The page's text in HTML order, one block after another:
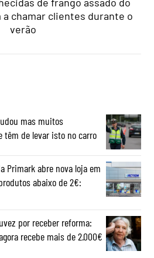
de frango assado do
chamar clientes durante o
verão
mas muitos
têm de levar isto no carro
Primark abre nova loja em
abaixo de 2€:
por receber reforma:
recebe mais de 2.000€